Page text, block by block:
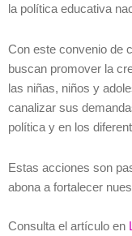
la política educativa
Con este convenio de
buscan promover la
las niñas, niños y
canalizar sus
política y en los
Estas acciones son
abona a fortalecer
Consulta el artículo en